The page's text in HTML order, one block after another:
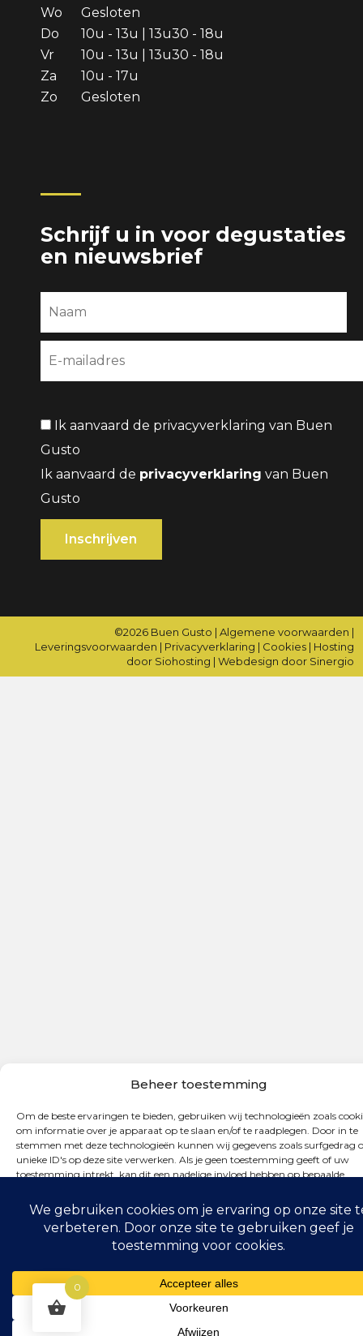
Beheer toestemming
Om de beste ervaringen te bieden, gebruiken wij technologieën zoals
om informatie over je apparaat op te slaan en/of te raadplegen. Door in te
stemmen met deze technologieën kunnen wij gegevens zoals surfgedrag
unieke ID's op deze site verwerken. Als je geen toestemming geeft of uw
toestemming intrekt, kan dit een nadelige invloed hebben op bepaalde
Accepteren
Weigeren
Bekijk voorkeuren
Wo
Gesloten
Do
10u - 13u | 13u30 - 18u
Vr
10u - 13u | 13u30 - 18u
Za
10u - 17u
Zo
Gesloten
Schrijf u in voor degustaties
en nieuwsbrief
Ik aanvaard de privacyverklaring van Buen
Gusto
Ik aanvaard de privacyverklaring van Buen
Gusto
©2026 Buen Gusto | Algemene voorwaarden |
Leveringsvoorwaarden | Privacyverklaring | Cookies | Hosting
door Siohosting | Webdesign door Sinergio
0